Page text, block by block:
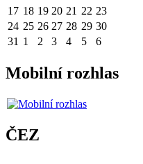
17 18 19 20 21 22 23
24 25 26 27 28 29 30
31 1 2 3 4 5 6
Mobilní rozhlas
ČEZ